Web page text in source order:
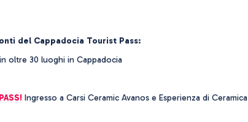
del Cappadocia Tourist Pass:
oltre 30 luoghi in Cappadocia
Ingresso a Carsi Ceramic Avanos e Esperienza di Ceramica